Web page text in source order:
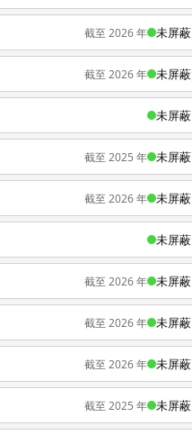
截至 2026 年 未屏蔽
截至 2026 年 未屏蔽
未屏蔽
截至 2025 年 未屏蔽
截至 2026 年 未屏蔽
未屏蔽
截至 2026 年 未屏蔽
截至 2026 年 未屏蔽
截至 2026 年 未屏蔽
截至 2025 年 未屏蔽